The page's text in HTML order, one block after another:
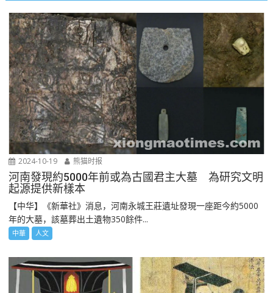
2024-10-19 熊猫时报
河南發現約5000年前或為古國君主大墓 為研究文明
起源提供新樣本
【中华】《新華社》消息，河南永城王莊遺址發現一座距今約5000
年的大墓，該墓葬出土遺物350餘件...
中華 人文